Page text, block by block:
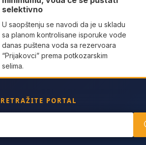
selektivno
U saopštenju se navodi da je u skladu
sa planom kontrolisane isporuke vode
danas puštena voda sa rezervoara
“Prijakovci” prema potkozarskim
selima.
PORTAL